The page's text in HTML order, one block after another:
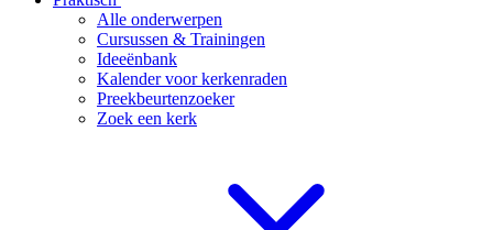
Alle onderwerpen
Cursussen & Trainingen
Ideeënbank
Kalender voor kerkenraden
Preekbeurtenzoeker
Zoek een kerk